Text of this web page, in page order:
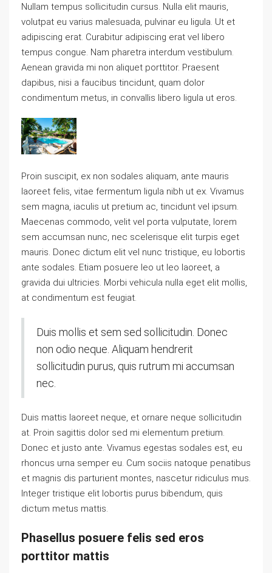
Nullam tempus sollicitudin cursus. Nulla elit mauris,
volutpat eu varius malesuada, pulvinar eu ligula. Ut et
adipiscing erat. Curabitur adipiscing erat vel libero
tempus congue. Nam pharetra interdum vestibulum.
Aenean gravida mi non aliquet porttitor. Praesent
dapibus, nisi a faucibus tincidunt, quam dolor
condimentum metus, in convallis libero ligula ut eros.
Proin suscipit, ex non sodales aliquam, ante mauris
laoreet felis, vitae fermentum ligula nibh ut ex. Vivamus
sem magna, iaculis ut pretium ac, tincidunt vel ipsum.
Maecenas commodo, velit vel porta vulputate, lorem
sem accumsan nunc, nec scelerisque elit turpis eget
mauris. Donec dictum elit vel nunc tristique, eu lobortis
ante sodales. Etiam posuere leo ut leo laoreet, a
gravida dui ultricies. Morbi vehicula nulla eget elit mollis,
at condimentum est feugiat.
Duis mollis et sem sed sollicitudin. Donec
non odio neque. Aliquam hendrerit
sollicitudin purus, quis rutrum mi accumsan
nec.
Duis mattis laoreet neque, et ornare neque sollicitudin
at. Proin sagittis dolor sed mi elementum pretium.
Donec et justo ante. Vivamus egestas sodales est, eu
rhoncus urna semper eu. Cum sociis natoque penatibus
et magnis dis parturient montes, nascetur ridiculus mus.
Integer tristique elit lobortis purus bibendum, quis
dictum metus mattis.
Phasellus posuere felis sed eros
porttitor mattis